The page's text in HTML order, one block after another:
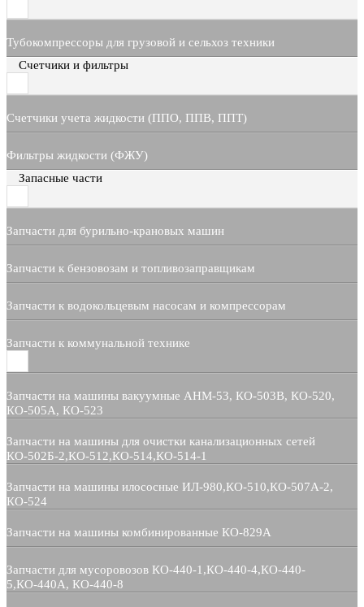
Тубокомпрессоры для грузовой и сельхоз техники
Счетчики и фильтры
Счетчики учета жидкости (ППО, ППВ, ППТ)
Фильтры жидкости (ФЖУ)
Запасные части
Запчасти для бурильно-крановых машин
Запчасти к бензовозам и топливозаправщикам
Запчасти к водокольцевым насосам и компрессорам
Запчасти к коммунальной технике
Запчасти на машины вакуумные АНМ-53, КО-503В, КО-520,
КО-505А, КО-523
Запчасти на машины для очистки канализационных сетей
КО-502Б-2,КО-512,КО-514,КО-514-1
Запчасти на машины илососные ИЛ-980,КО-510,КО-507А-2,
КО-524
Запчасти на машины комбинированные КО-829А
Запчасти для мусоровозов КО-440-1,КО-440-4,КО-440-
5,КО-440А, КО-440-8